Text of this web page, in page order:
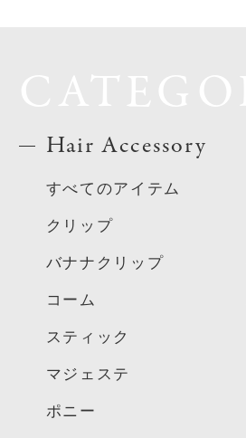
Hair Accessory
すべてのアイテム
クリップ
バナナクリップ
コーム
スティック
マジェステ
ポニー